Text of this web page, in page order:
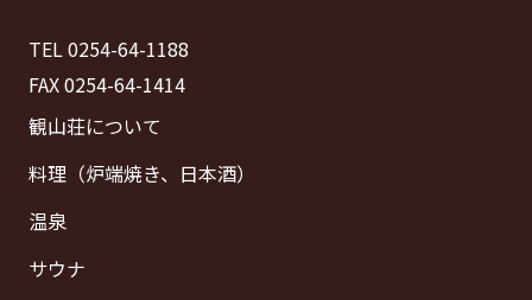
TEL 0254-64-1188
FAX 0254-64-1414
観山荘について
料理（炉端焼き、日本酒）
温泉
サウナ